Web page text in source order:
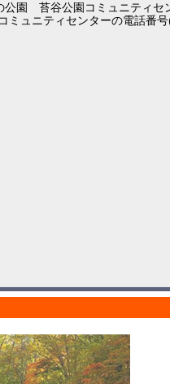
公園 苔谷公園コミュニティセ
ミュニティセンターの電話番